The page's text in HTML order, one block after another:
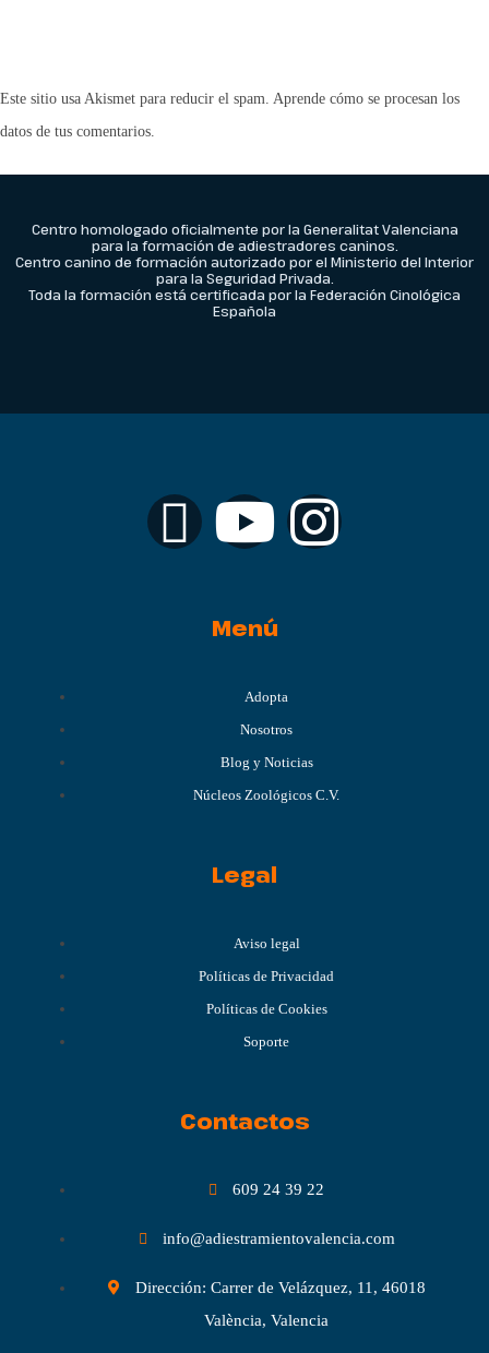
Este sitio usa Akismet para reducir el spam. Aprende cómo se procesan los
datos de tus comentarios.
Centro homologado oficialmente por la Generalitat Valenciana
para la formación de adiestradores caninos.
Centro canino de formación autorizado por el Ministerio del Interior
para la Seguridad Privada.
Toda la formación está certificada por la Federación Cinológica
Española
Menú
Adopta
Nosotros
Blog y Noticias
Núcleos Zoológicos C.V.
Legal
Aviso legal
Políticas de Privacidad
Políticas de Cookies
Soporte
Contactos
609 24 39 22
info@adiestramientovalencia.com
Dirección: Carrer de Velázquez, 11, 46018
València, Valencia